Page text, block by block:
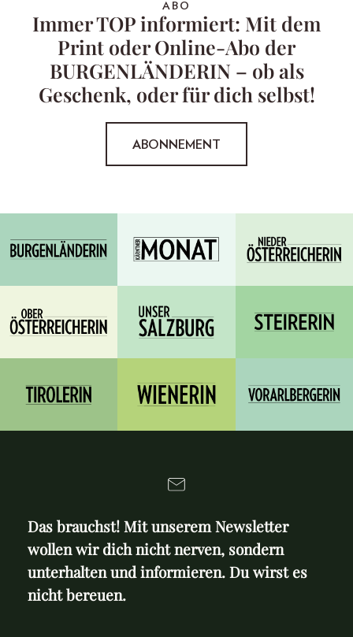
ABO
Immer TOP informiert: Mit dem
Print oder Online-Abo der
BURGENLÄNDERIN – ob als
Geschenk, oder für dich selbst!
ABONNEMENT
Das brauchst! Mit unserem Newsletter
wollen wir dich nicht nerven, sondern
unterhalten und informieren. Du wirst es
nicht bereuen.